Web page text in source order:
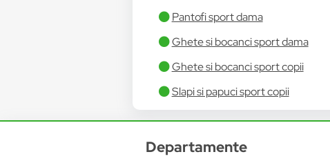
Pantofi sport dama
Ghete si bocanci sport dama
Ghete si bocanci sport copii
Slapi si papuci sport copii
Departamente